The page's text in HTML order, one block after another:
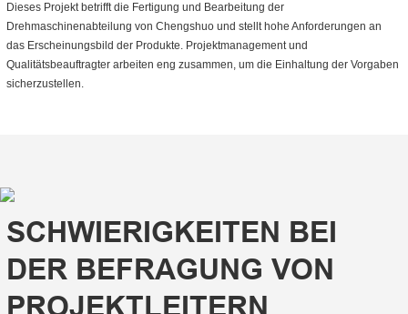
Dieses Projekt betrifft die Fertigung und Bearbeitung der
Drehmaschinenabteilung von Chengshuo und stellt hohe Anforderungen an
das Erscheinungsbild der Produkte. Projektmanagement und
Qualitätsbeauftragter arbeiten eng zusammen, um die Einhaltung der Vorgaben
sicherzustellen.
SCHWIERIGKEITEN BEI
DER BEFRAGUNG VON
PROJEKTLEITERN